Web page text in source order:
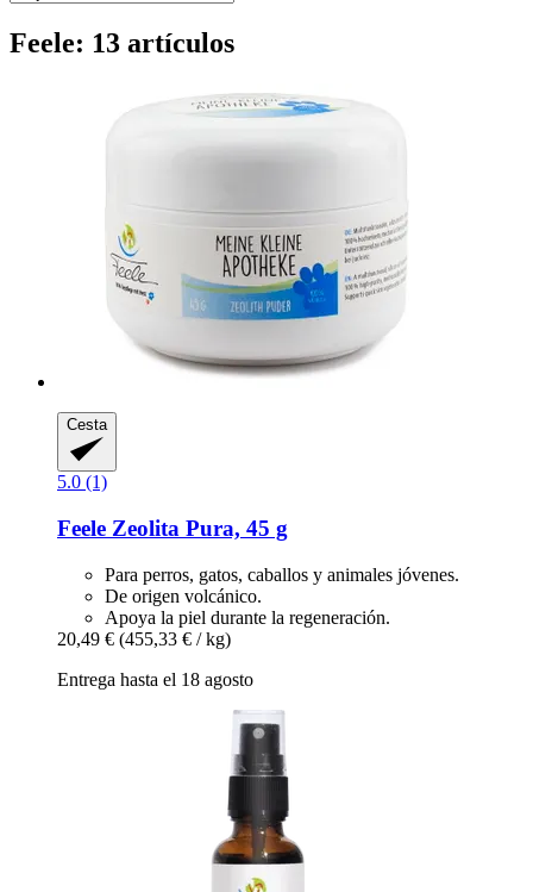
Feele: 13 artículos
Cesta
5.0 (1)
Feele Zeolita Pura, 45 g
Para perros, gatos, caballos y animales jóvenes.
De origen volcánico.
Apoya la piel durante la regeneración.
20,49 € (455,33 € / kg)
Entrega hasta el 18 agosto